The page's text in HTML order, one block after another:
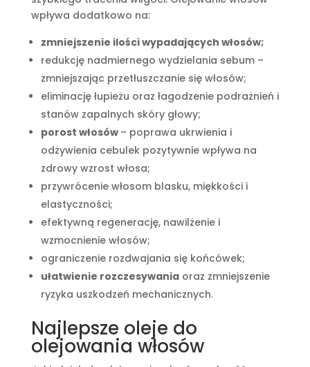
wpływa dodatkowo na:
zmniejszenie ilości wypadających włosów;
redukcję nadmiernego wydzielania sebum –
zmniejszając przetłuszczanie się włosów;
eliminację łupieżu oraz łagodzenie podrażnień i
stanów zapalnych skóry głowy;
porost włosów – poprawa ukrwienia i
odżywienia cebulek pozytywnie wpływa na
zdrowy wzrost włosa;
przywrócenie włosom blasku, miękkości i
elastyczności;
efektywną regenerację, nawilżenie i
wzmocnienie włosów;
ograniczenie rozdwajania się końcówek;
ułatwienie rozczesywaniaoraz zmniejszenie
ryzyka uszkodzeń mechanicznych.
Najlepsze oleje do
olejowania włosów